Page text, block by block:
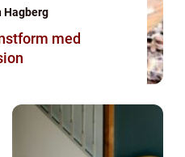
Hagberg
med